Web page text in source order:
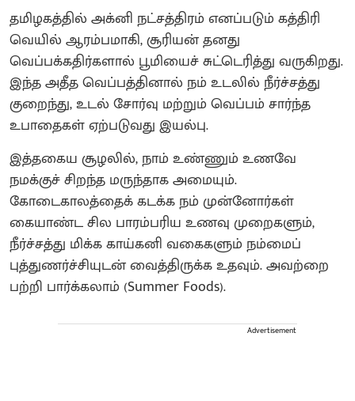
தமிழகத்தில் அக்னி நட்சத்திரம் எனப்படும் கத்திரி
வெயில் ஆரம்பமாகி, சூரியன் தனது
வெப்பக்கதிர்களால் பூமியைச் சுட்டெரித்து வருகிறது.
இந்த அதீத வெப்பத்தினால் நம் உடலில் நீர்ச்சத்து
குறைந்து, உடல் சோர்வு மற்றும் வெப்பம் சார்ந்த
உபாதைகள் ஏற்படுவது இயல்பு.
இத்தகைய சூழலில், நாம் உண்ணும் உணவே
நமக்குச் சிறந்த மருந்தாக அமையும்.
கோடைகாலத்தைக் கடக்க நம் முன்னோர்கள்
கையாண்ட சில பாரம்பரிய உணவு முறைகளும்,
நீர்ச்சத்து மிக்க காய்கனி வகைகளும் நம்மைப்
புத்துணர்ச்சியுடன் வைத்திருக்க உதவும். அவற்றை
பற்றி பார்க்கலாம் (Summer Foods).
Advertisement